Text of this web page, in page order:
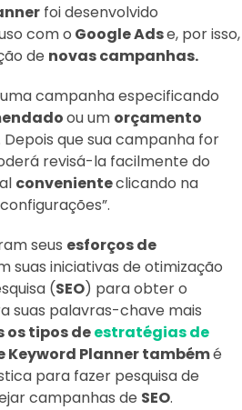
foi desenvolvido
com o Google Adse, por isso,
de novas campanhas.
campanha especificando
ou um orçamento
Depois que sua campanha for
revisá-la facilmente do
convenienteclicando na
seus esforços de
suas iniciativas de otimização
(SEO) para obter o
suas palavras-chave mais
os tipos deestratégias de
Keyword Planner tambémé
para fazer pesquisa de
campanhas de SEO.